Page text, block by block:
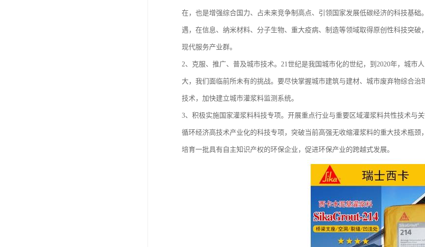
在，也是增强综合国力、占未来竞争制高点、引领国家发展低碳经济的科技基
遇，在信息、纳米材料、分子生物、重大疫病、制造等领域取得原创性科技突破
现代服务产业群。
2、克服、推广、普及城市技术。21世纪是我国城市化的世纪，到2020年，城市
大，我们面临前所未有的挑战。要尽快掌握城市建筑与建材、城市废弃物综合
技术，加快建立城市灌浆料监测系统。
3、积极实施国家灌浆料科技专项。开展重点行业与重要区域灌浆料共性技术与
循环经济高技术产业化的科技专项，突破当前高强无收缩灌浆料的重大技术瓶颈
培育一批具有自主知识产权的环保企业，促进环保产业的跨越式发展。